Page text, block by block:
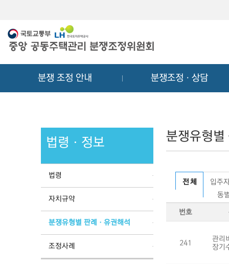
분쟁 조정 안내 분쟁조정ㆍ상담
법령ㆍ정보
법령
자치규약
분쟁유형별 판례ㆍ유권해석
조정사례
분쟁유형별
전 체
입주
동
번호
241
관리
장기